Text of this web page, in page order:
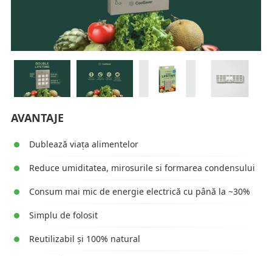
AVANTAJE
Dublează viața alimentelor
Reduce umiditatea, mirosurile si formarea condensului
Consum mai mic de energie electrică cu până la ~30%
Simplu de folosit
Reutilizabil și 100% natural